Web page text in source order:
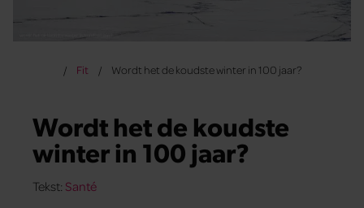
Fit Wordt het de koudste winter in 100 jaar?
Wordt het de koudste
winter in 100 jaar?
Tekst: Santé